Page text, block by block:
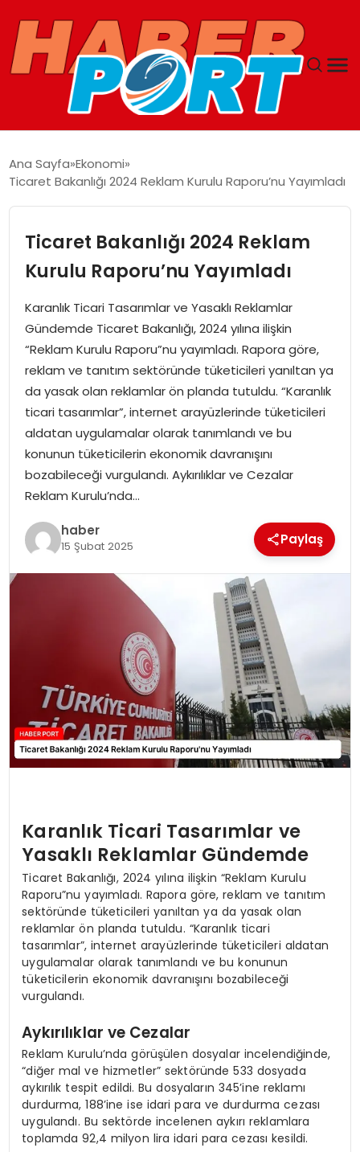
YAŞAM
SAĞLIK
SPOR
TEKNOLOJI
Ana Sayfa Ekonomi
Ticaret Bakanlığı 2024 Reklam Kurulu Raporu’nu Yayımladı
Ticaret Bakanlığı 2024 Reklam
Kurulu Raporu’nu Yayımladı
Karanlık Ticari Tasarımlar ve Yasaklı Reklamlar
Gündemde Ticaret Bakanlığı, 2024 yılına ilişkin
“Reklam Kurulu Raporu”nu yayımladı. Rapora göre,
reklam ve tanıtım sektöründe tüketicileri yanıltan ya
da yasak olan reklamlar ön planda tutuldu. “Karanlık
ticari tasarımlar”, internet arayüzlerinde tüketicileri
aldatan uygulamalar olarak tanımlandı ve bu
konunun tüketicilerin ekonomik davranışını
bozabileceği vurgulandı. Aykırılıklar ve Cezalar
Reklam Kurulu’nda…
haber
15 Şubat 2025 Paylaş
Karanlık Ticari Tasarımlar ve
Yasaklı Reklamlar Gündemde
Ticaret Bakanlığı, 2024 yılına ilişkin “Reklam Kurulu
Raporu”nu yayımladı. Rapora göre, reklam ve tanıtım
sektöründe tüketicileri yanıltan ya da yasak olan
reklamlar ön planda tutuldu. “Karanlık ticari
tasarımlar”, internet arayüzlerinde tüketicileri aldatan
uygulamalar olarak tanımlandı ve bu konunun
tüketicilerin ekonomik davranışını bozabileceği
vurgulandı.
Aykırılıklar ve Cezalar
Reklam Kurulu’nda görüşülen dosyalar incelendiğinde,
“diğer mal ve hizmetler” sektöründe 533 dosyada
aykırılık tespit edildi. Bu dosyaların 345’ine reklamı
durdurma, 188’ine ise idari para ve durdurma cezası
uygulandı. Bu sektörde incelenen aykırı reklamlara
toplamda 92,4 milyon lira idari para cezası kesildi.